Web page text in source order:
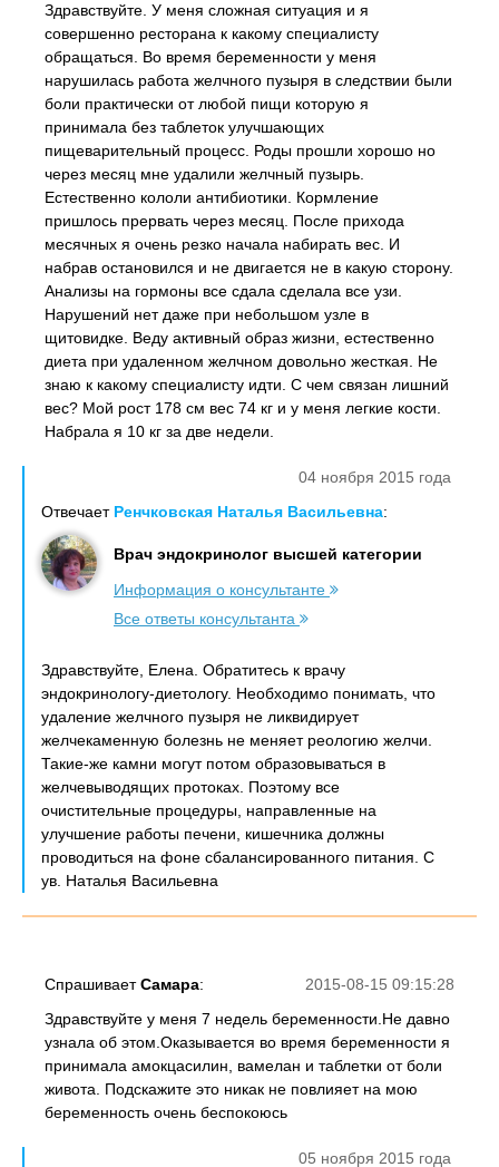
Здравствуйте. У меня сложная ситуация и я
совершенно ресторана к какому специалисту
обращаться. Во время беременности у меня
нарушилась работа желчного пузыря в следствии были
боли практически от любой пищи которую я
принимала без таблеток улучшающих
пищеварительный процесс. Роды прошли хорошо но
через месяц мне удалили желчный пузырь.
Естественно кололи антибиотики. Кормление
пришлось прервать через месяц. После прихода
месячных я очень резко начала набирать вес. И
набрав остановился и не двигается не в какую сторону.
Анализы на гормоны все сдала сделала все узи.
Нарушений нет даже при небольшом узле в
щитовидке. Веду активный образ жизни, естественно
диета при удаленном желчном довольно жесткая. Не
знаю к какому специалисту идти. С чем связан лишний
вес? Мой рост 178 см вес 74 кг и у меня легкие кости.
Набрала я 10 кг за две недели.
04 ноября 2015 года
Отвечает Ренчковская Наталья Васильевна:
Врач эндокринолог высшей категории
Информация о консультанте
Все ответы консультанта
Здравствуйте, Елена. Обратитесь к врачу
эндокринологу-диетологу. Необходимо понимать, что
удаление желчного пузыря не ликвидирует
желчекаменную болезнь не меняет реологию желчи.
Такие-же камни могут потом образовываться в
желчевыводящих протоках. Поэтому все
очистительные процедуры, направленные на
улучшение работы печени, кишечника должны
проводиться на фоне сбалансированного питания. С
ув. Наталья Васильевна
2015-08-15 09:15:28
СпрашиваетСамара:
Здравствуйте у меня 7 недель беременности.Не давно
узнала об этом.Оказывается во время беременности я
принимала амокцасилин, вамелан и таблетки от боли
живота. Подскажите это никак не повлияет на мою
беременность очень беспокоюсь
05 ноября 2015 года